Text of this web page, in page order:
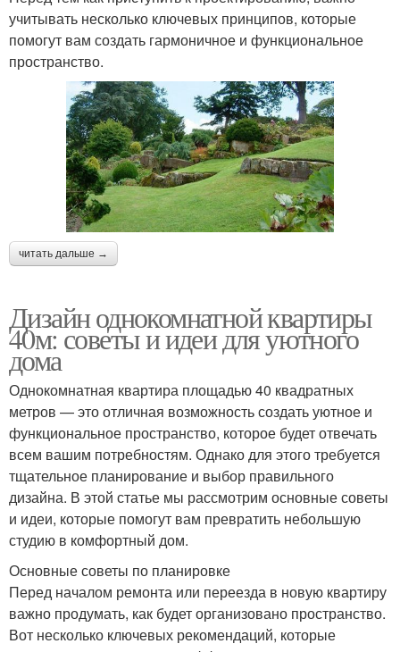
учитывать несколько ключевых принципов, которые
помогут вам создать гармоничное и функциональное
пространство.
читать дальше →
Дизайн однокомнатной квартиры
40м: советы и идеи для уютного
дома
Однокомнатная квартира площадью 40 квадратных
метров — это отличная возможность создать уютное и
функциональное пространство, которое будет отвечать
всем вашим потребностям. Однако для этого требуется
тщательное планирование и выбор правильного
дизайна. В этой статье мы рассмотрим основные советы
и идеи, которые помогут вам превратить небольшую
студию в комфортный дом.
Основные советы по планировке
Перед началом ремонта или переезда в новую квартиру
важно продумать, как будет организовано пространство.
Вот несколько ключевых рекомендаций, которые